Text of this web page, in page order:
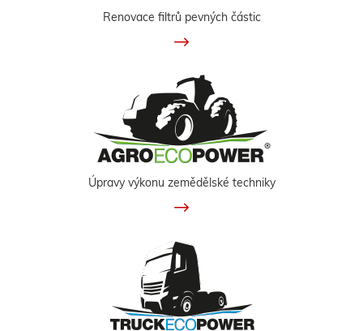
Renovace filtrů pevných částic
Úpravy výkonu zemědělské techniky